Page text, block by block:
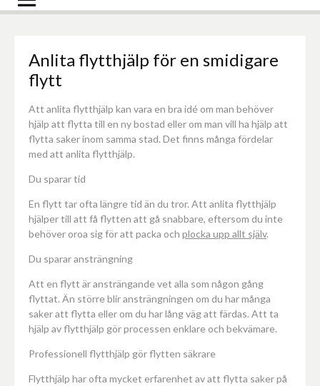
Anlita flytthjälp för en smidigare
flytt
Att anlita flytthjälp kan vara en bra idé om man behöver
hjälp att flytta till en ny bostad eller om man vill ha hjälp att
flytta saker inom samma stad. Det finns många fördelar
med att anlita flytthjälp.
Du sparar tid
En flytt tar ofta längre tid än du tror. Att anlita flytthjälp
hjälper till att få flytten att gå snabbare, eftersom du inte
behöver oroa sig för att packa och plocka upp allt själv.
Du sparar ansträngning
Att en flytt är ansträngande vet alla som någon gång
flyttat. Än större blir ansträngningen om du har många
saker att flytta eller om du har lång väg att färdas. Att ta
hjälp av flytthjälp gör processen enklare och bekvämare.
Professionell flytthjälp gör flytten säkrare
Flytthjälp har ofta mycket erfarenhet av att flytta saker på